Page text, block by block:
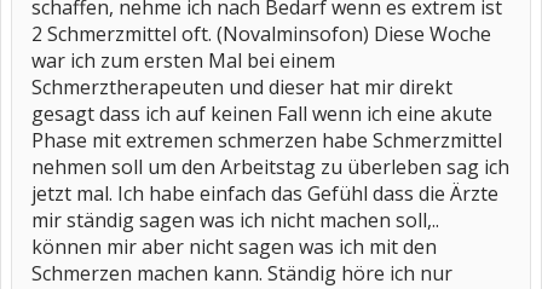
schaffen, nehme ich nach Bedarf wenn es extrem ist
2 Schmerzmittel oft. (Novalminsofon) Diese Woche
war ich zum ersten Mal bei einem
Schmerztherapeuten und dieser hat mir direkt
gesagt dass ich auf keinen Fall wenn ich eine akute
Phase mit extremen schmerzen habe Schmerzmittel
nehmen soll um den Arbeitstag zu überleben sag ich
jetzt mal. Ich habe einfach das Gefühl dass die Ärzte
mir ständig sagen was ich nicht machen soll,..
können mir aber nicht sagen was ich mit den
Schmerzen machen kann. Ständig höre ich nur